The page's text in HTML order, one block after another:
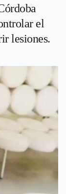
el
lesiones.